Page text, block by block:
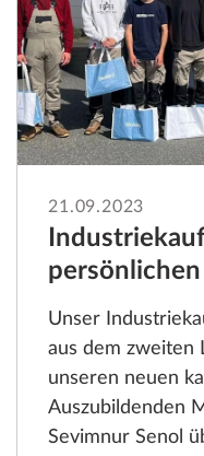
21.09.2023
Unser
aus dem zweiten
unseren neuen
Auszubildenden
Sevimnur Senol